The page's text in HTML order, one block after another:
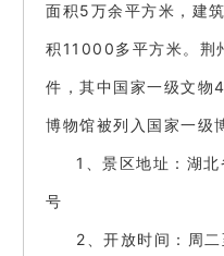
面积5万余平方米，建
积11000多平方米。荆
件，其中国家一级文
博物馆被列入国家一级
1、景区地址：湖
号
2、开放时间：周